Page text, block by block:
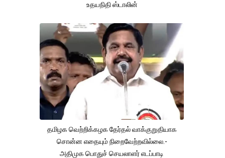
உதயநிதி ஸ்டாலின்
தமிழக வெற்றிக்கழக தேர்தல் வாக்குறுதியாக
சொன்ன எதையும் நிறைவேற்றவில்லை.-
அதிமுக பொதுச் செயலாளர் எடப்பாடி